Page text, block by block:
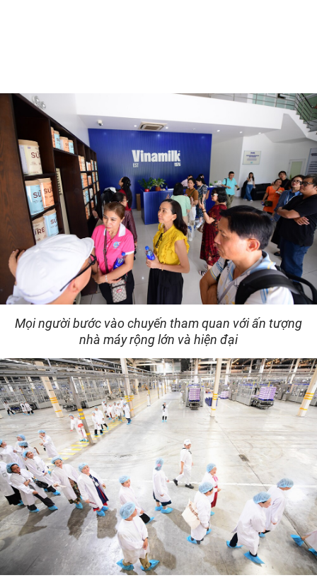
Mọi người bước vào chuyến tham quan với ấn tượng
nhà máy rộng lớn và hiện đại